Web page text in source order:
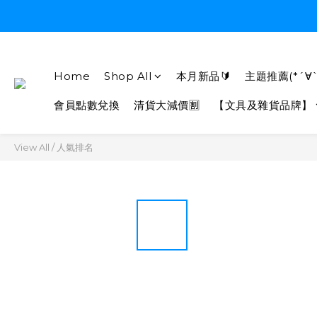
Home Shop All 本月新品🔰 主題推薦
會員點數兌換 清貨大減價🈹 【文具及雜貨品牌】
View All / 人氣排名